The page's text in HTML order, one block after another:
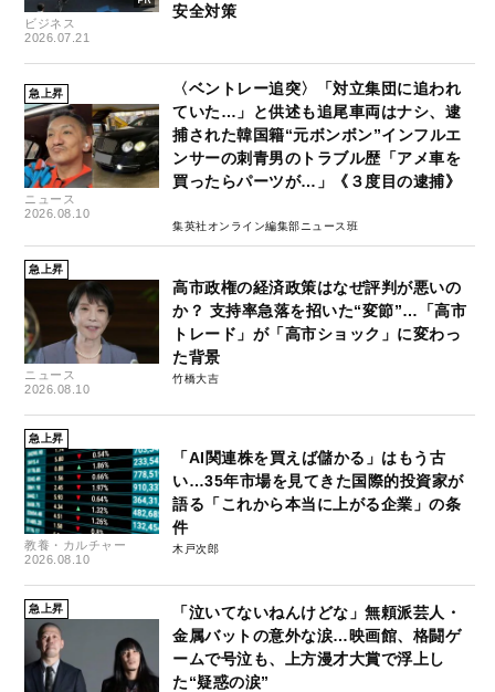
ビジネス
2026.07.21
安全対策
急上昇
ニュース
2026.08.10
〈ベントレー追突〉「対立集団に追われ
ていた…」と供述も追尾車両はナシ、逮
捕された韓国籍“元ボンボン”インフルエ
ンサーの刺青男のトラブル歴「アメ車を
買ったらパーツが…」《３度目の逮捕》
集英社オンライン編集部ニュース班
急上昇
ニュース
2026.08.10
高市政権の経済政策はなぜ評判が悪いの
か？ 支持率急落を招いた“変節”…「高市
トレード」が「高市ショック」に変わっ
た背景
竹橋大吉
急上昇
教養・カルチャー
2026.08.10
「AI関連株を買えば儲かる」はもう古
い…35年市場を見てきた国際的投資家が
語る「これから本当に上がる企業」の条
件
木戸次郎
急上昇
「泣いてないねんけどな」無頼派芸人・
金属バットの意外な涙…映画館、格闘ゲ
ームで号泣も、上方漫才大賞で浮上し
た“疑惑の涙”